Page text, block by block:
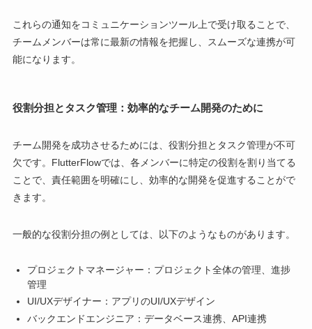
これらの通知をコミュニケーションツール上で受け取ることで、
チームメンバーは常に最新の情報を把握し、スムーズな連携が可
能になります。
役割分担とタスク管理：効率的なチーム開発のために
チーム開発を成功させるためには、役割分担とタスク管理が不可
欠です。FlutterFlowでは、各メンバーに特定の役割を割り当てる
ことで、責任範囲を明確にし、効率的な開発を促進することがで
きます。
一般的な役割分担の例としては、以下のようなものがあります。
プロジェクトマネージャー：プロジェクト全体の管理、進捗
管理
UI/UXデザイナー：アプリのUI/UXデザイン
バックエンドエンジニア：データベース連携、API連携